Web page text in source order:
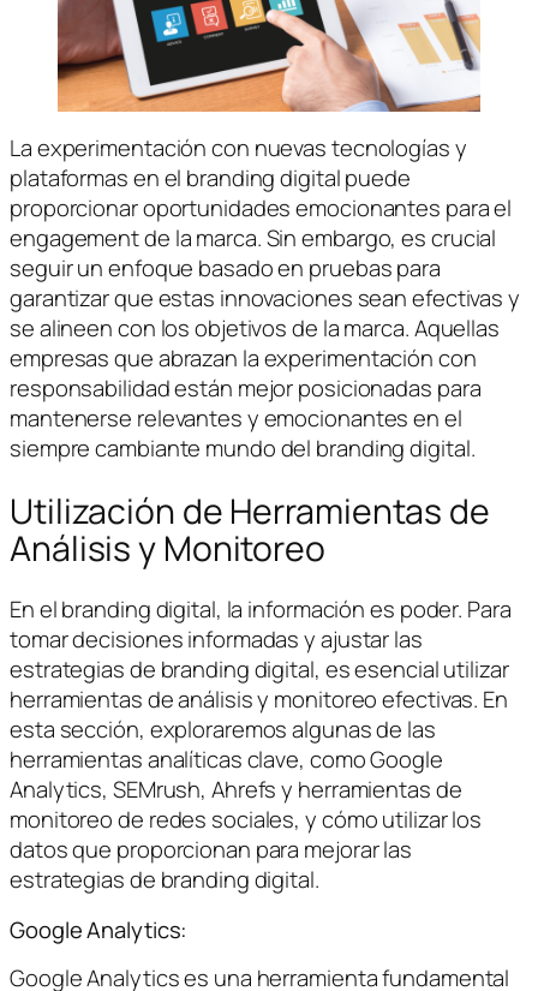
La experimentación con nuevas tecnologías y
plataformas en el branding digital puede
proporcionar oportunidades emocionantes para el
engagement de la marca. Sin embargo, es crucial
seguir un enfoque basado en pruebas para
garantizar que estas innovaciones sean efectivas y
se alineen con los objetivos de la marca. Aquellas
empresas que abrazan la experimentación con
responsabilidad están mejor posicionadas para
mantenerse relevantes y emocionantes en el
siempre cambiante mundo del branding digital.
Utilización de Herramientas de
Análisis y Monitoreo
En el branding digital, la información es poder. Para
tomar decisiones informadas y ajustar las
estrategias de branding digital, es esencial utilizar
herramientas de análisis y monitoreo efectivas. En
esta sección, exploraremos algunas de las
herramientas analíticas clave, como Google
Analytics, SEMrush, Ahrefs y herramientas de
monitoreo de redes sociales, y cómo utilizar los
datos que proporcionan para mejorar las
estrategias de branding digital.
Google Analytics:
Google Analytics es una herramienta fundamental